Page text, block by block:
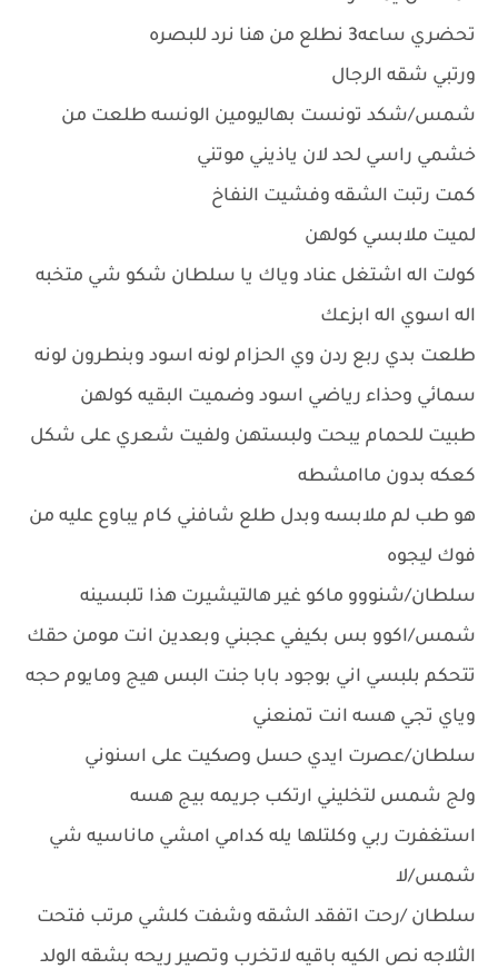
تحضري ساعه3 نطلع من هنا نرد للبصره
ورتبي شقه الرجال
شمس/شكد تونست بهاليومين الونسه طلعت من
خشمي راسي لحد لان ياذيني موتني
كمت رتبت الشقه وفشيت النفاخ
لميت ملابسي كولهن
كولت اله اشتغل عناد وياك يا سلطان شكو شي متخبه
اله اسوي اله ابزعك
طلعت بدي ربع ردن وي الحزام لونه اسود وبنطرون لونه
سمائي وحذاء رياضي اسود وضميت البقيه كولهن
طبيت للحمام يبحت ولبستهن ولفيت شعري على شكل
كعكه بدون ماامشطه
هو طب لم ملابسه وبدل طلع شافني كام يباوع عليه من
فوك ليجوه
سلطان/شنووو ماكو غير هالتيشيرت هذا تلبسينه
شمس/اكوو بس بكيفي عجبني وبعدين انت مومن حقك
تتحكم بلبسي اني بوجود بابا جنت البس هيج ومايوم حجه
وياي تجي هسه انت تمنعني
سلطان/عصرت ايدي حسل وصكيت على اسنوني
ولج شمس لتخليني ارتكب جريمه بيج هسه
استغفرت ربي وكلتلها يله كدامي امشي ماناسيه شي
شمس/لا
سلطان /رحت اتفقد الشقه وشفت كلشي مرتب فتحت
الثلاجه نص الكيه باقيه لاتخرب وتصير ريحه بشقه الولد